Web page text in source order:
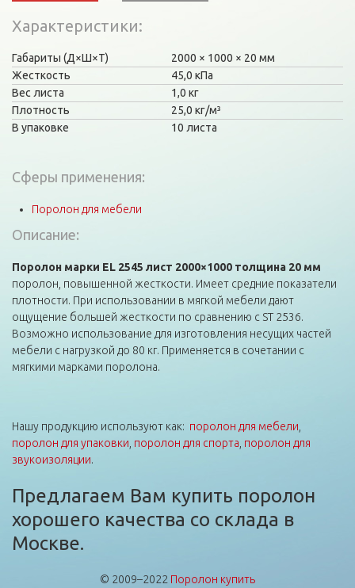
Характеристики
Габариты (Д×Ш×Т) 2000 1000
20 мм
Жесткость
45,0 кПа
Вес листа
1,0 кг
Плотность
25,0 кг/м³
В упаковке
10 листа
Сферы применения:
Поролон для мебели
Описание:
Поролон марки EL 2545 лист 2000×1000 толщина 20 мм
поролон, повышенной жесткости. Имеет средние показатели
плотности. При использовании в мягкой мебели дают
ощущение большей жесткости по сравнению с ST 2536.
Возможно использование для изготовления несущих частей
мебели с нагрузкой до 80 кг. Применяется в сочетании с
мягкими марками поролона.
Нашу продукцию используют как: поролон для мебели
поролон для упаковки поролон для спорта поролон для
звукоизоляции.
Предлагаем Вам купить поролон
хорошего качества со склада в
Москве.
© 2009–2022 Поролон купить